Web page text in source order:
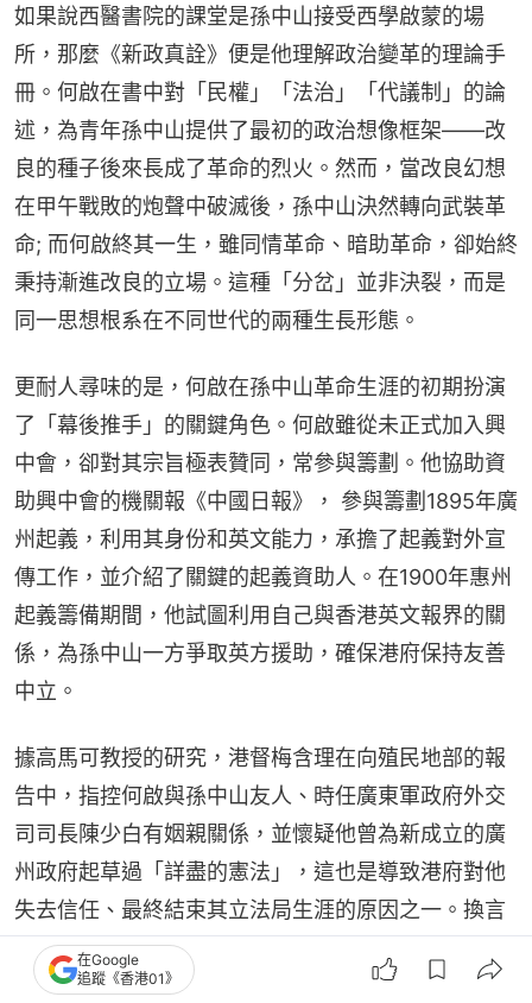
如果說西醫書院的課堂是孫中山接受西學啟蒙的場
所，那麼《新政真詮》便是他理解政治變革的理論手
冊。何啟在書中對「民權」「法治」「代議制」的論
述，為青年孫中山提供了最初的政治想像框架——改
良的種子後來長成了革命的烈火。然而，當改良幻想
在甲午戰敗的炮聲中破滅後，孫中山決然轉向武裝革
命; 而何啟終其一生，雖同情革命、暗助革命，卻始終
秉持漸進改良的立場。這種「分岔」並非決裂，而是
同一思想根系在不同世代的兩種生長形態。
更耐人尋味的是，何啟在孫中山革命生涯的初期扮演
了「幕後推手」的關鍵角色。何啟雖從未正式加入興
中會，卻對其宗旨極表贊同，常參與籌劃。他協助資
助興中會的機關報《中國日報》， 參與籌劃1895年廣
州起義，利用其身份和英文能力，承擔了起義對外宣
傳工作，並介紹了關鍵的起義資助人。在1900年惠州
起義籌備期間，他試圖利用自己與香港英文報界的關
係，為孫中山一方爭取英方援助，確保港府保持友善
中立。
據高馬可教授的研究，港督梅含理在向殖民地部的報
告中，指控何啟與孫中山友人、時任廣東軍政府外交
司司長陳少白有姻親關係，並懷疑他曾為新成立的廣
州政府起草過「詳盡的憲法」，這也是導致港府對他
失去信任、最終結束其立法局生涯的原因之一。換言
之，何啟為孫中山革命提供的不僅是思想啟蒙，更是
早期關鍵的資金、人脈與輿論庇護——港大前身的校
在Google
追蹤《香港01》